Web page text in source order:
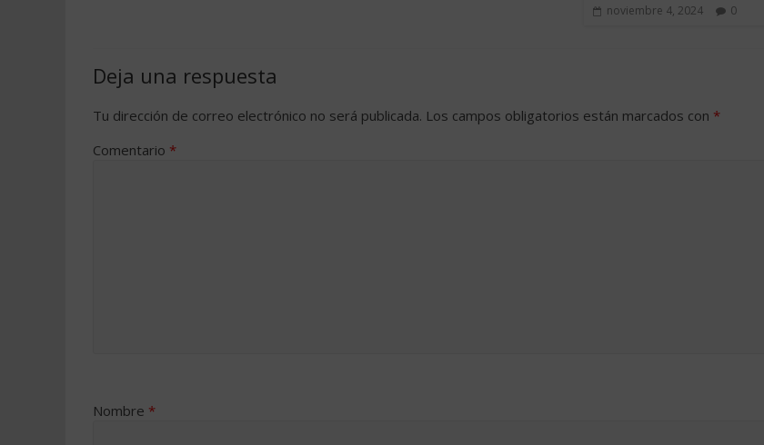
noviembre 4, 2024 0
Deja una respuesta
Tu dirección de correo electrónico no será publicada. Los campos obligatorios están marcados con *
Comentario *
Nombre *